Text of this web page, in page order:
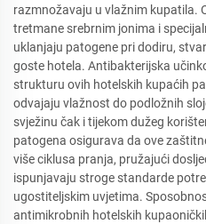
razmnožavaju u vlažnim kupatila.
tretmane srebrnim jonima i
uklanjaju patogene pri dodiru,
goste hotela. Antibakterijska
strukturu ovih hotelskih kupaćih
odvajaju vlažnost do podložnih
svježinu čak i tijekom dužeg
patogena osigurava da ove
više ciklusa pranja, pružajući
ispunjavaju stroge standarde
ugostiteljskim uvjetima.
antimikrobnih hotelskih